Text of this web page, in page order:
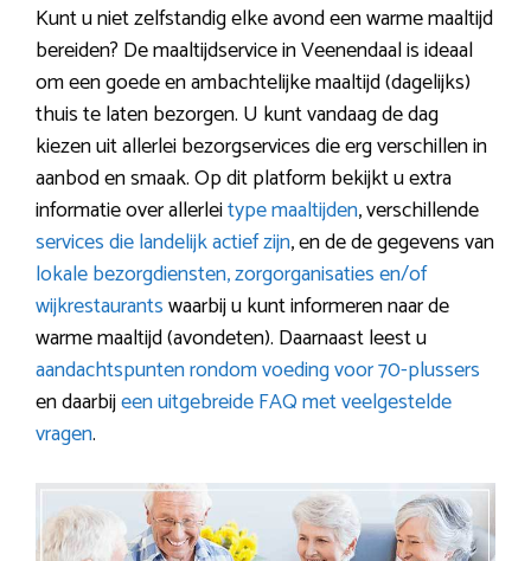
Kunt u niet zelfstandig elke avond een warme maaltijd
bereiden? De maaltijdservice in Veenendaal is ideaal
om een goede en ambachtelijke maaltijd (dagelijks)
thuis te laten bezorgen. U kunt vandaag de dag
kiezen uit allerlei bezorgservices die erg verschillen in
aanbod en smaak. Op dit platform bekijkt u extra
informatie over allerleitype maaltijden, verschillende
services die landelijk actief zijn, en de de gegevens van
lokale bezorgdiensten, zorgorganisaties en/of
wijkrestaurantswaarbij u kunt informeren naar de
warme maaltijd (avondeten). Daarnaast leest u
aandachtspunten rondom voeding voor 70-plussers
en daarbijeen uitgebreide FAQ met veelgestelde
vragen.